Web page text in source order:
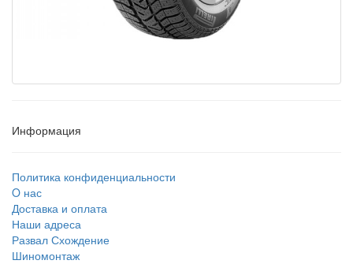
Информация
Политика конфиденциальности
O нас
Доставка и оплата
Наши адреса
Развал Схождение
Шиномонтаж